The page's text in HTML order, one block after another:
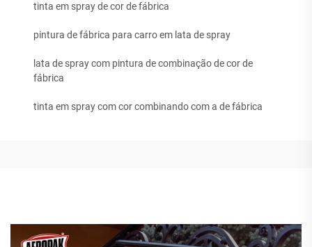
tinta em spray de cor de fábrica
pintura de fábrica para carro em lata de spray
lata de spray com pintura de combinação de cor de
fábrica
tinta em spray com cor combinando com a de fábrica